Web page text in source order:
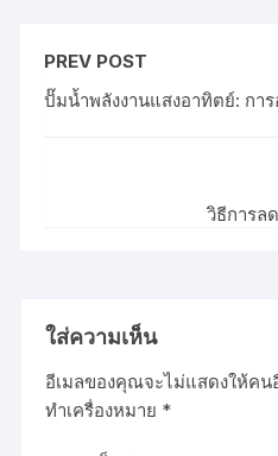
PREV POST
ปั๊มน้ำพลังงานแสงอาทิตย์: กา
วิธีการล
ใส่ความเห็น
อีเมลของคุณจะไม่แสดงให้คน
ทำเครื่องหมาย *